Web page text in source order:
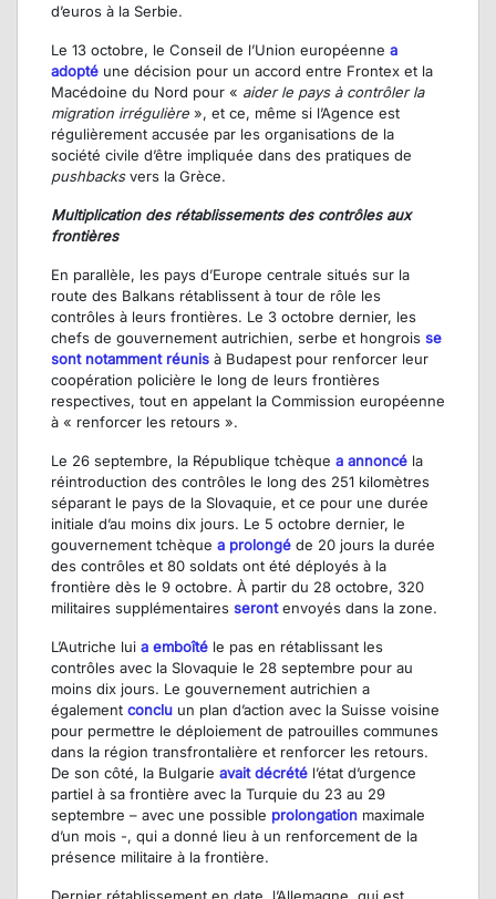
d’euros à la Serbie.
Le 13 octobre, le Conseil de l’Union européenne a
adopté une décision pour un accord entre Frontex et la
Macédoine du Nord pour « aider le pays à contrôler la
migration irrégulière », et ce, même si l’Agence est
régulièrement accusée par les organisations de la
société civile d’être impliquée dans des pratiques de
pushbacksvers la Grèce.
Multiplication des rétablissements des contrôles aux
frontières
En parallèle, les pays d’Europe centrale situés sur la
route des Balkans rétablissent à tour de rôle les
contrôles à leurs frontières. Le 3 octobre dernier, les
chefs de gouvernement autrichien, serbe et hongrois se
sont notamment réunis à Budapest pour renforcer leur
coopération policière le long de leurs frontières
respectives, tout en appelant la Commission européenne
à « renforcer les retours ».
Le 26 septembre, la République tchèque a annoncé la
réintroduction des contrôles le long des 251 kilomètres
séparant le pays de la Slovaquie, et ce pour une durée
initiale d’au moins dix jours. Le 5 octobre dernier, le
gouvernement tchèque a prolongé de 20 jours la durée
des contrôles et 80 soldats ont été déployés à la
frontière dès le 9 octobre. À partir du 28 octobre, 320
militaires supplémentaires serontenvoyés dans la zone.
L’Autriche lui a emboîté le pas en rétablissant les
contrôles avec la Slovaquie le 28 septembre pour au
moins dix jours. Le gouvernement autrichien a
également conclu un plan d’action avec la Suisse voisine
pour permettre le déploiement de patrouilles communes
dans la région transfrontalière et renforcer les retours.
De son côté, la Bulgarie avait décrété l’état d’urgence
partiel à sa frontière avec la Turquie du 23 au 29
septembre – avec une possible prolongation maximale
d’un mois -, qui a donné lieu à un renforcement de la
présence militaire à la frontière.
Dernier rétablissement en date, l’Allemagne, qui est